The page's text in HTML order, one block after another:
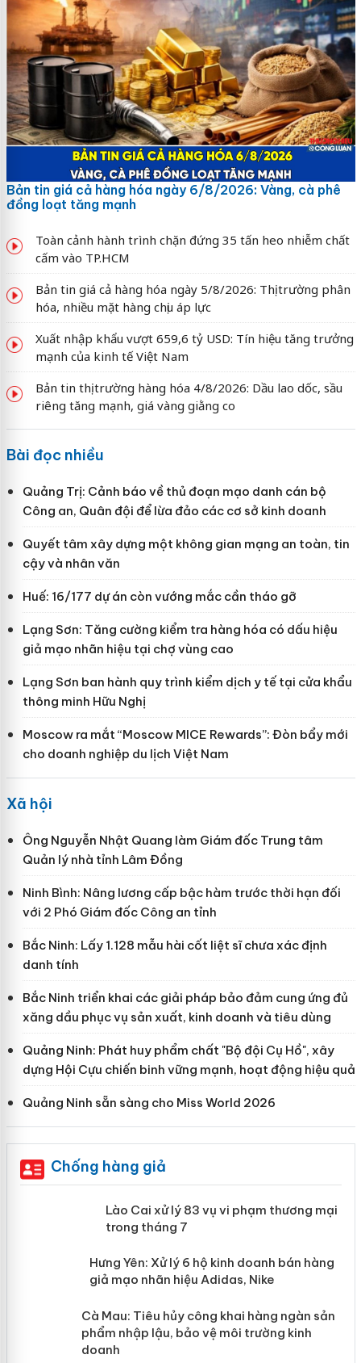
Bản tin giá cả hàng hóa ngày 6/8/2026: Vàng, cà phê
đồng loạt tăng mạnh
Toàn cảnh hành trình chặn đứng 35 tấn heo nhiễm chất
cấm vào TP.HCM
Bản tin giá cả hàng hóa ngày 5/8/2026: Thị trường phân
hóa, nhiều mặt hàng chịu áp lực
Xuất nhập khẩu vượt 659,6 tỷ USD: Tín hiệu tăng trưởng
mạnh của kinh tế Việt Nam
Bản tin thị trường hàng hóa 4/8/2026: Dầu lao dốc, sầu
riêng tăng mạnh, giá vàng giằng co
Bài đọc nhiều
Quảng Trị: Cảnh báo về thủ đoạn mạo danh cán bộ
Công an, Quân đội để lừa đảo các cơ sở kinh doanh
Quyết tâm xây dựng một không gian mạng an toàn, tin
cậy và nhân văn
Huế: 16/177 dự án còn vướng mắc cần tháo gỡ
Lạng Sơn: Tăng cường kiểm tra hàng hóa có dấu hiệu
giả mạo nhãn hiệu tại chợ vùng cao
Lạng Sơn ban hành quy trình kiểm dịch y tế tại cửa khẩu
thông minh Hữu Nghị
Moscow ra mắt “Moscow MICE Rewards”: Đòn bẩy mới
cho doanh nghiệp du lịch Việt Nam
Xã hội
Ông Nguyễn Nhật Quang làm Giám đốc Trung tâm
Quản lý nhà tỉnh Lâm Đồng
Ninh Bình: Nâng lương cấp bậc hàm trước thời hạn đối
với 2 Phó Giám đốc Công an tỉnh
Bắc Ninh: Lấy 1.128 mẫu hài cốt liệt sĩ chưa xác định
danh tính
Bắc Ninh triển khai các giải pháp bảo đảm cung ứng đủ
xăng dầu phục vụ sản xuất, kinh doanh và tiêu dùng
Quảng Ninh: Phát huy phẩm chất "Bộ đội Cụ Hồ", xây
dựng Hội Cựu chiến binh vững mạnh, hoạt động hiệu quả
Quảng Ninh sẵn sàng cho Miss World 2026
Chống hàng giả
Lào Cai xử lý 83 vụ vi phạm thương
mại trong tháng 7
Hưng Yên: Xử lý 6 hộ kinh doanh bán
hàng giả mạo nhãn hiệu Adidas, Nike